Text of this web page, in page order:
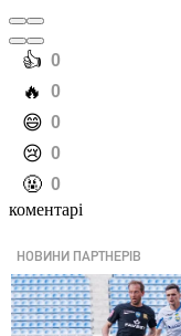
️👍 0
️🔥 0
️😄 0
️😢 0
️🤬 0
коментарі